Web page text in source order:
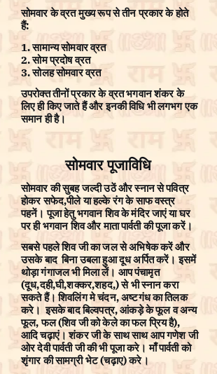
सोमवार के व्रत मुख्य रूप से तीन प्रकार के होते
हैं:
1. सामान्य सोमवार व्रत
2. सोम प्रदोष व्रत
3. सोलह सोमवार व्रत
उपरोक्त तीनों प्रकार के व्रत भगवान शंकर के
लिए ही किए जाते हैं और इनकी विधि भी लगभग एक
समान ही है।
सोमवार पूजाविधि
सोमवार की सुबह जल्दी उठें और स्नान से पवित्र
होकर सफेद,पीले या हल्के रंग के साफ वस्त्र
पहनें। पूजा हेतु भगवान शिव के मंदिर जाएं या घर
पर ही भगवान शिव और माता पार्वती की पूजा करें।
सबसे पहले शिव जी का जल से अभिषेक करें और
उसके बाद बिना उबला हुआ दूध अर्पित करें। इसमें
थोड़ा गंगाजल भी मिला लें। आप पंचामृत
(दूध,दही,घी,शक्कर,शहद,) से भी स्नान करा
सकते हैं। शिवलिंग मे चंदन, अष्टगंध का तिलक
करे। इसके बाद बिल्वपत्र, आंकड़े के फूल व अन्य
फूल, फल (शिव जी को केले का फल प्रिय है),
आदि चढ़ाएं। शंकर जी के साथ साथ आप गणेश जी
ओर देवी पार्वती जी की भी पूजा करे। माँ पार्वती को
शृंगार की सामग्री भेट (चढ़ाए) करे।